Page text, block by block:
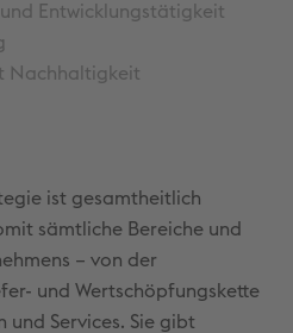
und Entwicklungstätigkeit
Nachhaltigkeit
ist gesamtheitlich
sämtliche Bereiche und
– von der
und Wertschöpfungskette
und Services. Sie gibt